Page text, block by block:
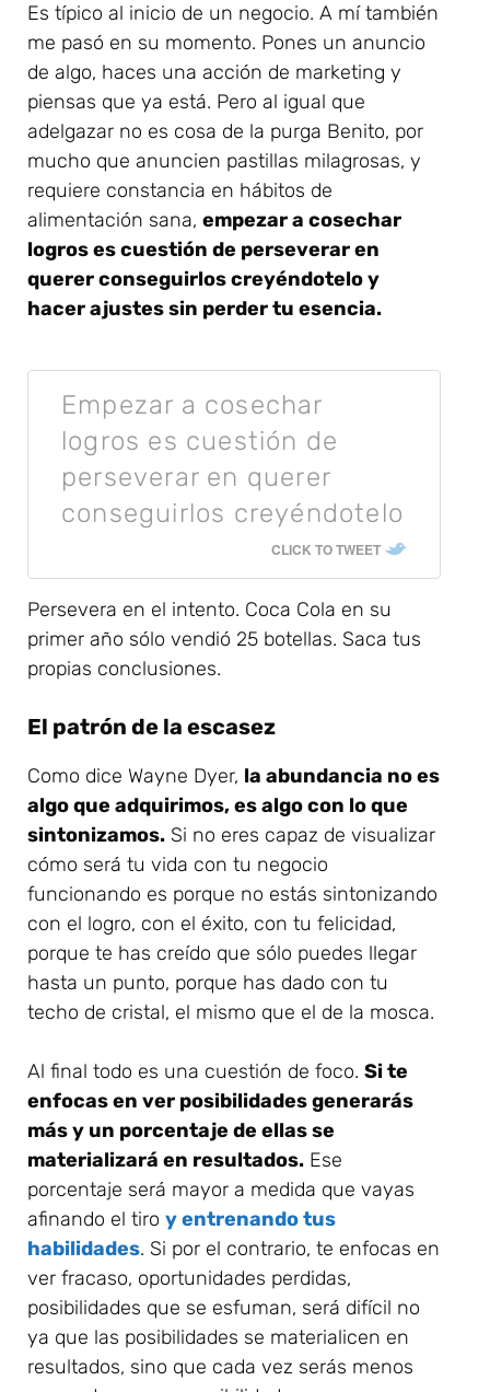
Es típico al inicio de un negocio. A mí también
me pasó en su momento. Pones un anuncio
de algo, haces una acción de marketing y
piensas que ya está. Pero al igual que
adelgazar no es cosa de la purga Benito, por
mucho que anuncien pastillas milagrosas, y
requiere constancia en hábitos de
alimentación sana, empezar a cosechar
logros es cuestión de perseverar en
querer conseguirlos creyéndotelo y
hacer ajustes sin perder tu esencia.
Empezar a cosechar
logros es cuestión de
perseverar en querer
conseguirlos creyéndotelo
CLICK TO TWEET
Persevera en el intento. Coca Cola en su
primer año sólo vendió 25 botellas. Saca tus
propias conclusiones.
El patrón de la escasez
Como dice Wayne Dyer, la abundancia no es
algo que adquirimos, es algo con lo que
sintonizamos. Si no eres capaz de visualizar
cómo será tu vida con tu negocio
funcionando es porque no estás sintonizando
con el logro, con el éxito, con tu felicidad,
porque te has creído que sólo puedes llegar
hasta un punto, porque has dado con tu
techo de cristal, el mismo que el de la mosca.
Al final todo es una cuestión de foco. Si te
enfocas en ver posibilidades generarás
más y un porcentaje de ellas se
materializará en resultados. Ese
porcentaje será mayor a medida que vayas
afinando el tiro y entrenando tus
habilidades. Si por el contrario, te enfocas en
ver fracaso, oportunidades perdidas,
posibilidades que se esfuman, será difícil no
ya que las posibilidades se materialicen en
resultados, sino que cada vez serás menos